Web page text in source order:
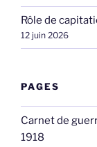
Rôle de
12 juin 2026
PAGES
Carnet de
1918